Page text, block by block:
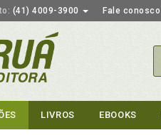
(41) 4009-3900 Fale conosco
LIVROS EBOOKS